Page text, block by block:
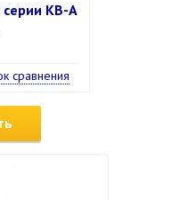
серии КВ-А
сравнения